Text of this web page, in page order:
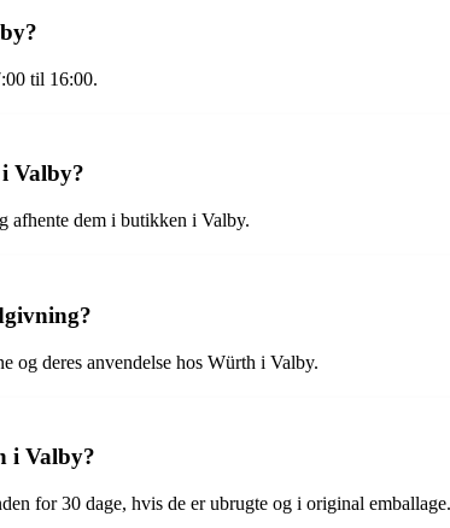
til 16:00.
Valby?
afhente dem i butikken i Valby.
og deres anvendelse hos Würth i Valby.
i Valby?
for 30 dage, hvis de er ubrugte og i original emballage.